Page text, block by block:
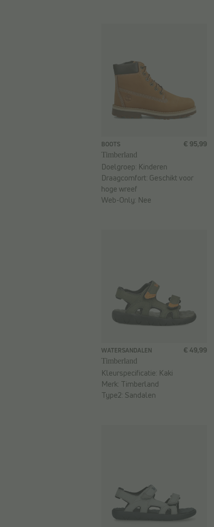
BOOTS
Timberland
€ 95,99
Doelgroep: Kinderen
Draagcomfort: Geschikt voor
hoge wreef
Web-Only: Nee
WATERSANDALEN
Timberland
€ 49,99
Kleurspecificatie: Kaki
Merk: Timberland
Type2: Sandalen